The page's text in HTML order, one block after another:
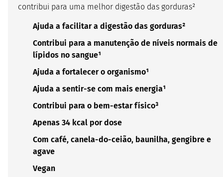
contribui para uma melhor digestão das gorduras²
Ajuda a facilitar a digestão das gorduras²
Contribui para a manutenção de níveis normais de
lípidos no sangue¹
Ajuda a fortalecer o organismo¹
Ajuda a sentir-se com mais energia¹
Contribui para o bem-estar físico³
Apenas 34 kcal por dose
Com café, canela-do-ceião, baunilha, gengibre e
agave
Vegan